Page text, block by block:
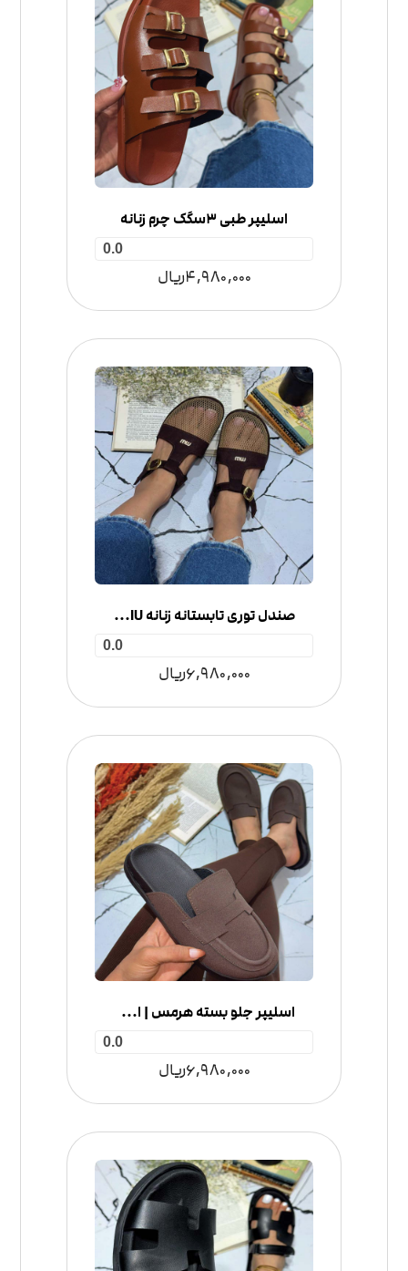
اسلیپر طبی 3سگک چرم زنانه
0.0
4,980,000ریال
صندل توری تابستانه زنانه MIU MIU
0.0
6,980,000ریال
اسلیپر جلو بسته هرمس | اسلیپر پاییزه زنانه
0.0
6,980,000ریال